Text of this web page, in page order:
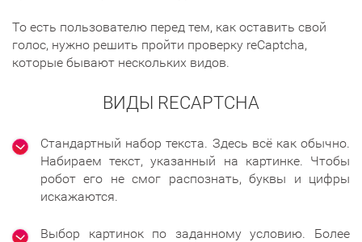
То есть пользователю перед тем, как оставить свой
голос, нужно решить пройти проверку reCaptcha,
которые бывают нескольких видов.
ВИДЫ RECAPTCHA
Стандартный набор текста. Здесь всё как обычно.
Набираем текст, указанный на картинке. Чтобы
робот его не смог распознать, буквы и цифры
искажаются.
Выбор картинок по заданному условию. Более